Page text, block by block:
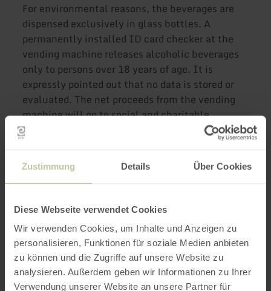
Zustimmung Details Über Cookies
Diese Webseite verwendet Cookies
Wir verwenden Cookies, um Inhalte und Anzeigen zu
personalisieren, Funktionen für soziale Medien anbieten
zu können und die Zugriffe auf unsere Website zu
analysieren. Außerdem geben wir Informationen zu Ihrer
Verwendung unserer Website an unsere Partner für
For environmental reasons, the beverages are
dispensed exclusively in glass bottles. A
permanently installed ID card checker at the
vending machine releases alcoholic beverages
only to persons over 18 years of age. It is
expressly pointed out that no data is stored or
evaluated. The net proceeds from the vending
machine will go to social and charitable
projects. For this reason, the Verein fürs Gute
e.V. asks that the deposit be left on site in the
boxes provided for this purpose.
Further
information